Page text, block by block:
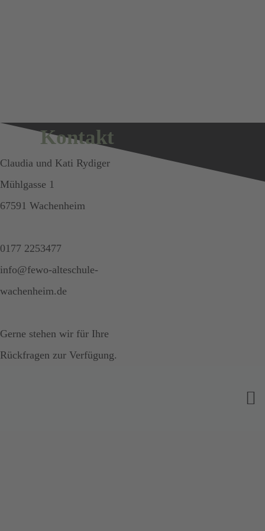
Kontakt
Claudia und Kati Rydiger
Mühlgasse 1
67591 Wachenheim
0177 2253477
info@fewo-alteschule-
wachenheim.de
Gerne stehen wir für Ihre
Rückfragen zur Verfügung.